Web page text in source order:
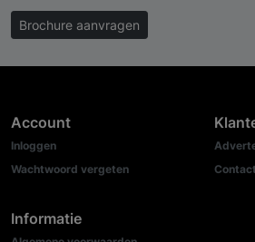
Brochure aanvragen
Account
Inloggen
Wachtwoord vergeten
Informatie
Contact